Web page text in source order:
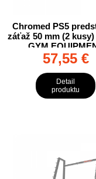
Chromed PS5
záťaž 50 mm (2
GYM
57,55 €
Detail
produktu